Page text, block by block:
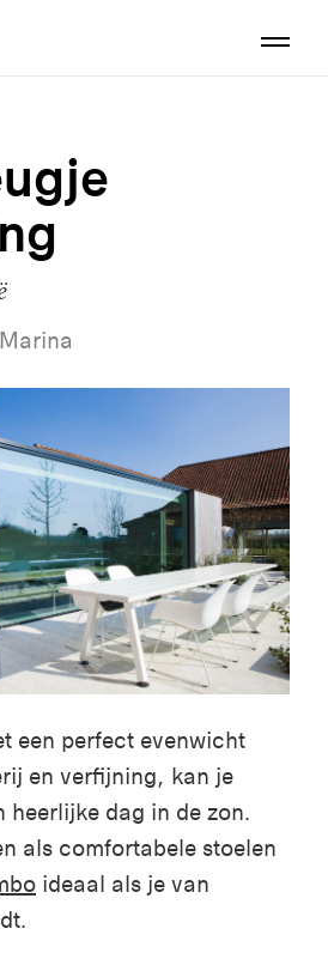
een perfect evenwicht
en verfijning, kan je
heerlijke dag in de zon.
als comfortabele stoelen
ideaal als je van